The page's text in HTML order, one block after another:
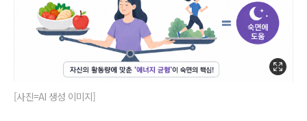
[사진=AI 생성 이미지]